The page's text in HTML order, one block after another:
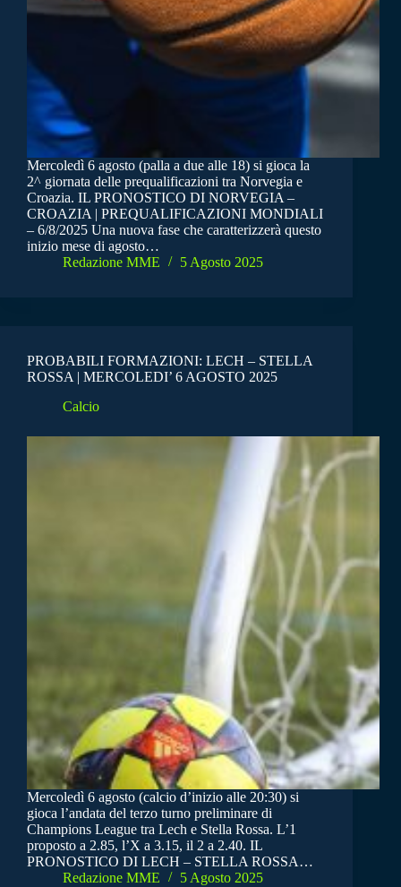
Mercoledì 6 agosto (palla a due alle 18) si gioca la
2^ giornata delle prequalificazioni tra Norvegia e
Croazia. IL PRONOSTICO DI NORVEGIA –
CROAZIA | PREQUALIFICAZIONI MONDIALI
– 6/8/2025 Una nuova fase che caratterizzerà questo
inizio mese di agosto…
Redazione MME
5 Agosto 2025
PROBABILI FORMAZIONI: LECH – STELLA
ROSSA | MERCOLEDI’ 6 AGOSTO 2025
Calcio
Mercoledì 6 agosto (calcio d’inizio alle 20:30) si
gioca l’andata del terzo turno preliminare di
Champions League tra Lech e Stella Rossa. L’1
proposto a 2.85, l’X a 3.15, il 2 a 2.40. IL
PRONOSTICO DI LECH – STELLA ROSSA…
Redazione MME
5 Agosto 2025